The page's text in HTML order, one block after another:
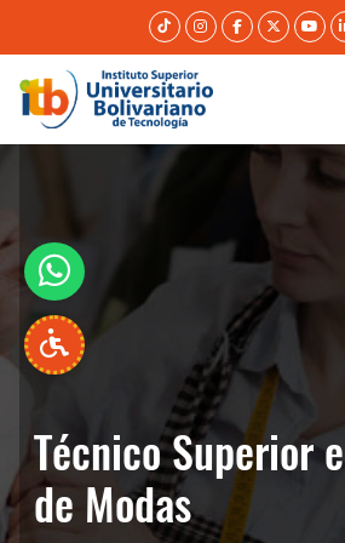
Técnico Superior
de Modas
Técnico Superior
de Modas